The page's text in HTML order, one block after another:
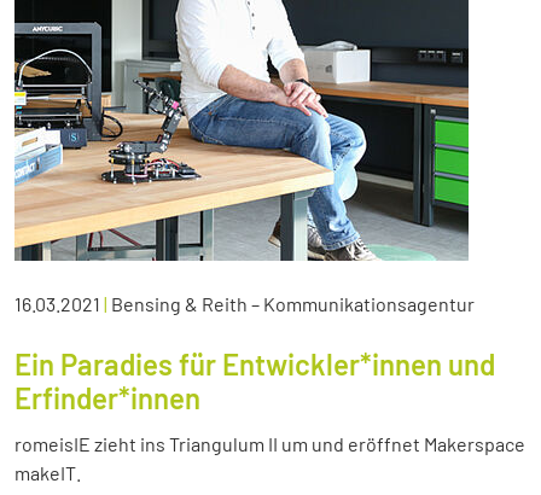
16.03.2021 | Bensing & Reith – Kommunikationsagentur
Ein Paradies für Entwickler*innen und
Erfinder*innen
romeisIE zieht ins Triangulum II um und eröffnet Makerspace
makeIT.